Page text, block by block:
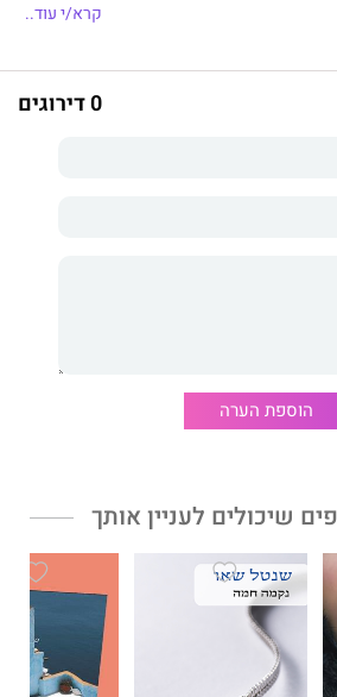
קרא/י עוד..
0 דירוגים
הוספת הערה
שיכולים לעניין אותך